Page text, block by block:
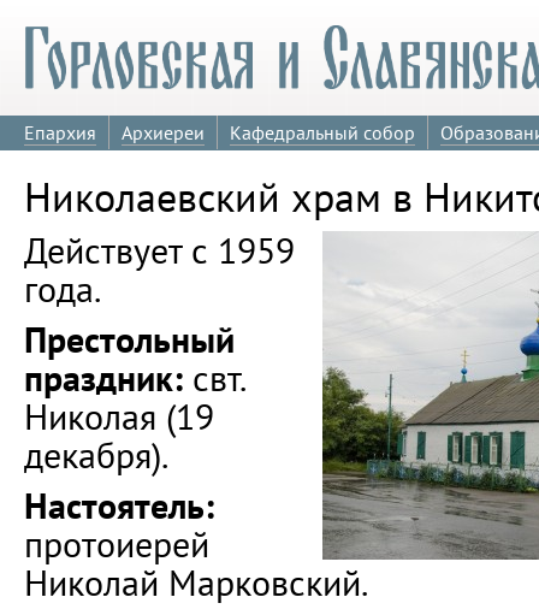
Епархия Архиереи Кафедральный собор
Николаевский храм в
Действует с 1959
года.
Престольный
праздник: свт.
Николая (19
декабря).
Настоятель:
протоиерей
Николай Марковский.